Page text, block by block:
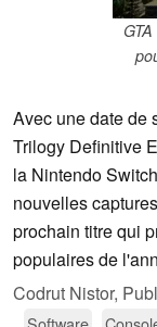
Avec une date de
Trilogy Definitive
la Nintendo
nouvelles
prochain titre qui
populaires de
Codrut Nistor,